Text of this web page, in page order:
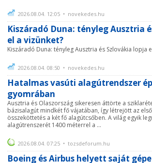
2026.08.04. 12:05 • novekedes.hu
Kiszáradó Duna: tényleg Ausztria
el a vizünket?
Kiszáradó Duna: tényleg Ausztria és Szlovákia lopja
2026.08.04. 08:50 • novekedes.hu
Hatalmas vasúti alagútrendszer
gyomrában
Ausztria és Olaszország sikeresen áttörte a
bázisalagút mindkét fő vájatában, így létrejött az
összeköttetés a két fő alagútcsőben. A világ egyik
alagútrenszerét 1400 méterrel a ...
2026.08.04. 07:25 • tozsdeforum.hu
Boeing és Airbus helyett saját